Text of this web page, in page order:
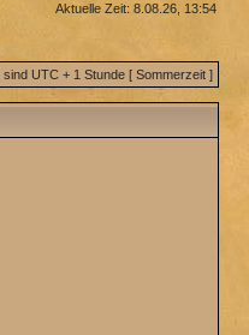
Aktuelle Zeit: 8.08.26, 13:54
sind UTC + 1 Stunde [ Sommerzeit ]